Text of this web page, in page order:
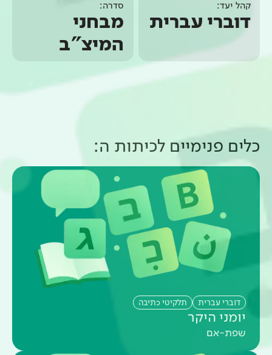
קהל יעד:
דוברי עברית
סדרה:
מבחני
המיצ"ב
כלים פנימיים לכיתות ה:
דוברי עברית תלקיטי כתיבה
יומני היקר
שפת-אם